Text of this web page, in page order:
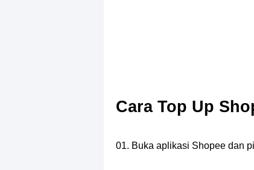
Cara Top Up
01. Buka aplikasi Shopee dan